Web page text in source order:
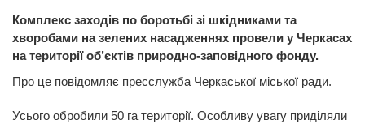
Комплекс заходів по боротьбі зі шкідниками та
хворобами на зелених насадженнях провели у Черкасах
на території об’єктів природно-заповідного фонду.
Про це повідомляє пресслужба Черкаської міської ради.
Усього обробили 50 га території. Особливу увагу приділяли